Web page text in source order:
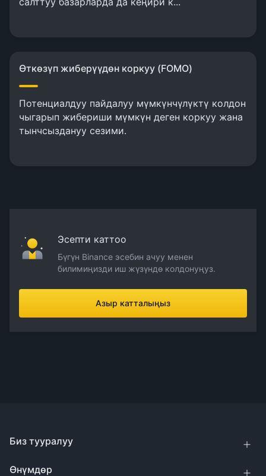
Өткөзүп жиберүүдөн коркуу (FOMO)
Потенциалдуу пайдалуу мүмкүнчүлүктү колдон
чыгарып жибериши мүмкүн деген коркуу жана
тынчсыздануу сезими.
Эсепти каттоо
Бүгүн Binance эсебин ачуу менен
билимиңизди иш жүзүндө колдонуңуз.
Азыр катталыңыз
Биз тууралуу
Өнүмдөр